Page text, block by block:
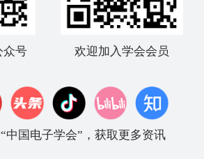
众号 欢迎加入学会会员
中国电子学会”，获取更多资讯